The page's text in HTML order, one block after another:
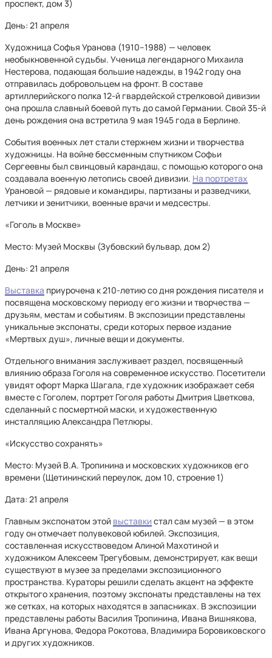
проспект, дом 3)
День: 21 апреля
Художница Софья Уранова (1910–1988) — человек
необыкновенной судьбы. Ученица легендарного Михаила
Нестерова, подающая большие надежды, в 1942 году она
отправилась добровольцем на фронт. В составе
артиллерийского полка 12-й гвардейской стрелковой дивизии
она прошла славный боевой путь до самой Германии. Свой 35-й
день рождения она встретила 9 мая 1945 года в Берлине.
События военных лет стали стержнем жизни и творчества
художницы. На войне бессменным спутником Софьи
Сергеевны был свинцовый карандаш, с помощью которого она
создавала военную летопись своей дивизии. На портретах
Урановой — рядовые и командиры, партизаны и разведчики,
летчики и зенитчики, военные врачи и медсестры.
«Гоголь в Москве»
Место: Музей Москвы (Зубовский бульвар, дом 2)
День: 21 апреля
Выставка приурочена к 210-летию со дня рождения писателя и
посвящена московскому периоду его жизни и творчества —
друзьям, местам и событиям. В экспозиции представлены
уникальные экспонаты, среди которых первое издание
«Мертвых душ», личные вещи и документы.
Отдельного внимания заслуживает раздел, посвященный
влиянию образа Гоголя на современное искусство. Посетители
увидят офорт Марка Шагала, где художник изображает себя
вместе с Гоголем, портрет Гоголя работы Дмитрия Цветкова,
сделанный с посмертной маски, и художественную
инсталляцию Александра Петлюры.
«Искусство сохранять»
Место: Музей В.А. Тропинина и московских художников его
времени (Щетининский переулок, дом 10, строение 1)
Дата: 21 апреля
Главным экспонатом этой выставки стал сам музей — в этом
году он отмечает полувековой юбилей. Экспозиция,
составленная искусствоведом Алиной Махотиной и
художником Алексеем Трегубовым, демонстрирует, как вещи
существуют в музее за пределами экспозиционного
пространства. Кураторы решили сделать акцент на эффекте
открытого хранения, поэтому экспонаты представлены на тех
же сетках, на которых находятся в запасниках. В экспозиции
представлены работы Василия Тропинина, Ивана Вишнякова,
Ивана Аргунова, Федора Рокотова, Владимира Боровиковского
и других художников.